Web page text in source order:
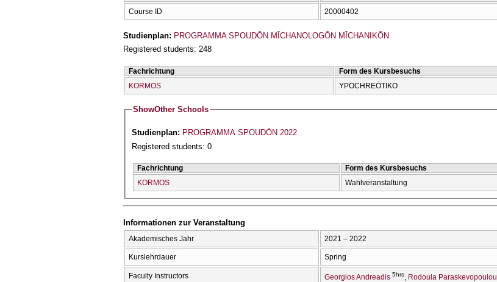
Course ID 20000402
Studienplan: PROGRAMMA SPOUDŌN MĪCΗANOLOGŌN MĪCΗANIKŌN
Registered students: 248
Fachrichtung Form des Kursbesuchs
KORMOS
YPOCΗREŌTIKO
ShowOther Schools
Studienplan: PROGRAMMA SPOUDŌN 2022
Registered students: 0
Fachrichtung Form des Kursbesuchs
KORMOS
Wahlveranstaltung
Informationen zur Veranstaltung
Akademisches Jahr 2021 – 2022
Kurslehrdauer Spring
Faculty Instructors Georgios Andreadis 5hrs Rodoula Paraskevopoulou